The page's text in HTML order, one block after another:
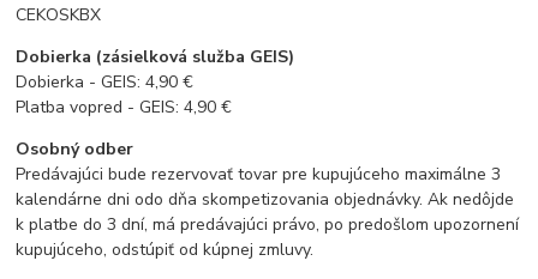
CEKOSKBX
Dobierka (zásielková služba GEIS)
Dobierka - GEIS: 4,90 €
Platba vopred - GEIS: 4,90 €
Osobný odber
Predávajúci bude rezervovať tovar pre kupujúceho maximálne 3
kalendárne dni odo dňa skompetizovania objednávky. Ak nedôjde
k platbe do 3 dní, má predávajúci právo, po predošlom upozornení
kupujúceho, odstúpiť od kúpnej zmluvy.